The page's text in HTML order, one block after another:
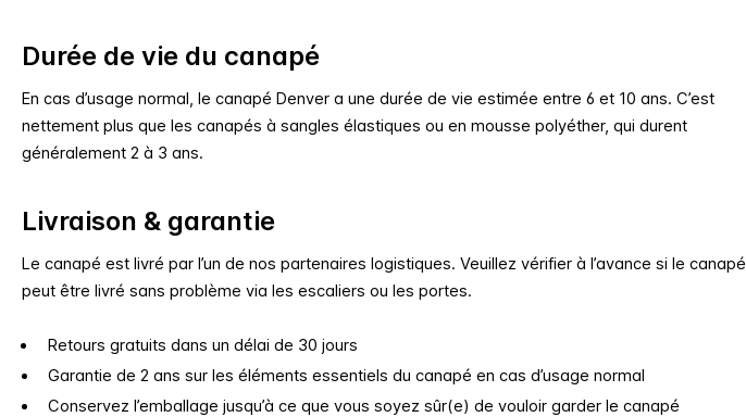
Durée de vie du canapé
En cas d’usage normal, le canapé Denver a une durée de vie estimée entre 6 et 10 ans. C’est
nettement plus que les canapés à sangles élastiques ou en mousse polyéther, qui durent
généralement 2 à 3 ans.
Livraison & garantie
Le canapé est livré par l’un de nos partenaires logistiques. Veuillez vérifier à l’avance si le canapé
peut être livré sans problème via les escaliers ou les portes.
Retours gratuits dans un délai de 30 jours
Garantie de 2 ans sur les éléments essentiels du canapé en cas d’usage normal
Conservez l’emballage jusqu’à ce que vous soyez sûr(e) de vouloir garder le canapé